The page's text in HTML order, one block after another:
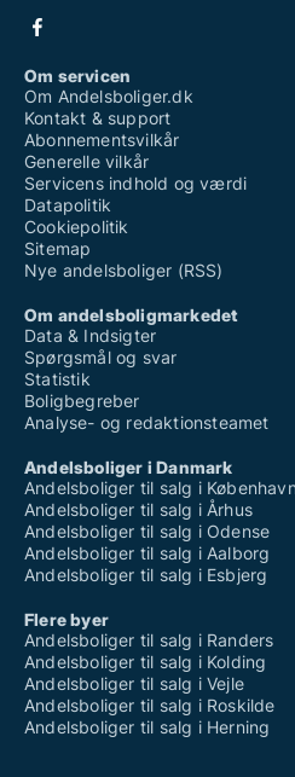
Om servicen
Om Andelsboliger.dk
Kontakt & support
Abonnementsvilkår
Generelle vilkår
Servicens indhold og værdi
Datapolitik
Cookiepolitik
Sitemap
Nye andelsboliger (RSS)
Om andelsboligmarkedet
Data & Indsigter
Spørgsmål og svar
Statistik
Boligbegreber
Analyse- og redaktionsteamet
Andelsboliger i Danmark
Andelsboliger til salg i
Andelsboliger til salg i Århus
Andelsboliger til salg i Odense
Andelsboliger til salg i Aalborg
Andelsboliger til salg i Esbjerg
Flere byer
Andelsboliger til salg i Randers
Andelsboliger til salg i Kolding
Andelsboliger til salg i Vejle
Andelsboliger til salg i Roskilde
Andelsboliger til salg i Herning